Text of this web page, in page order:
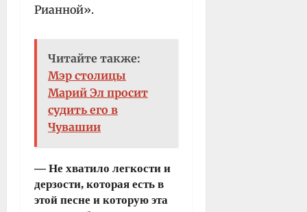
Рианной».
Читайте также:
Мэр столицы
Марий Эл просит
судить его в
Чувашии
— Не хватило легкости и
дерзости, которая есть в
этой песне и которую эта